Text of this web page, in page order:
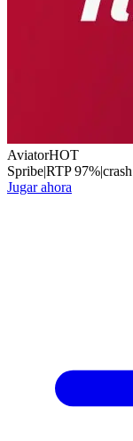
AviatorHOT
Spribe|RTP97%|crash
Jugar ahora